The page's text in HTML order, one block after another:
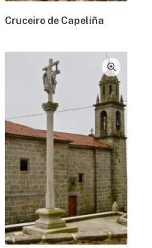
Cruceiro de Capeliña